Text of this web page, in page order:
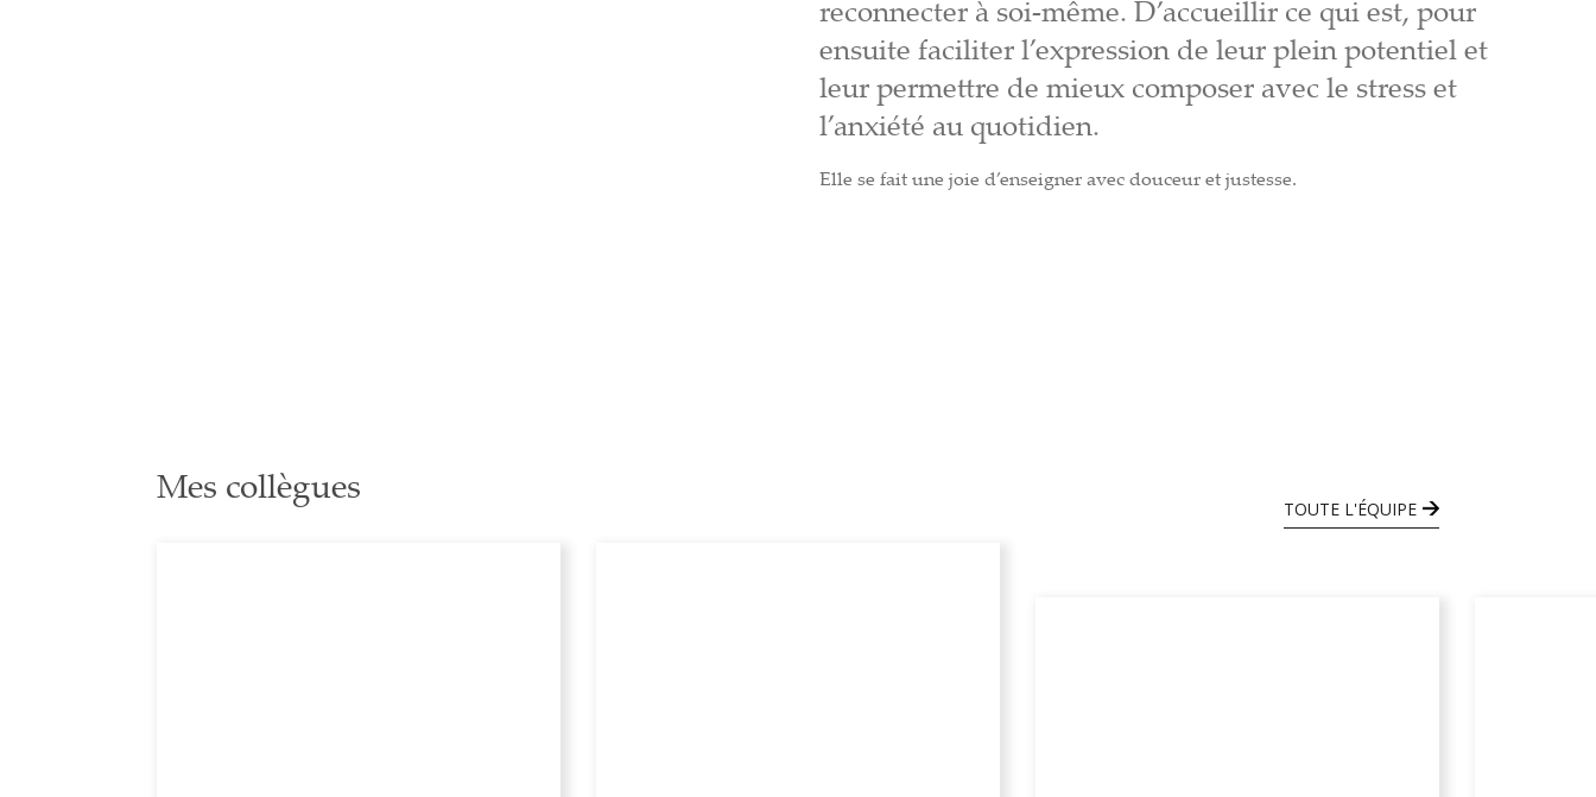
reconnecter à soi-même. D’accueillir ce qui est, pour
ensuite faciliter l’expression de leur plein potentiel et
leur permettre de mieux composer avec le stress et
l’anxiété au quotidien.
Elle se fait une joie d’enseigner avec douceur et justesse.
Mes collègues
TOUTE L'ÉQUIPE